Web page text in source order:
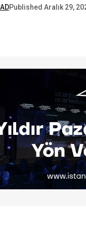
Published Aralık 29,